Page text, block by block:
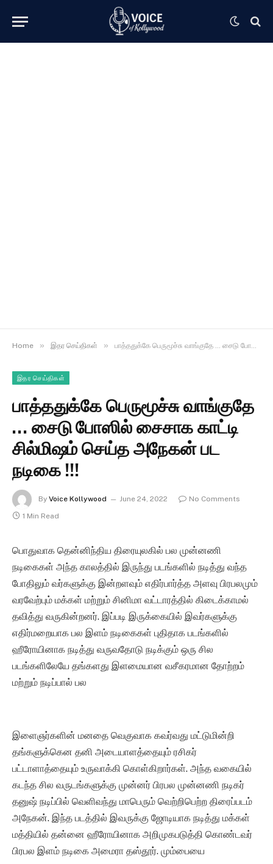
Home » இதர செய்திகள் » பாத்ததுக்கே பெருமூச்சு வாங்குதே … சைடு போஸில் சைசாக காட்டி சில்மிஷம் செய்த அநேகன் பட நடிகை !!!
இதர செய்திகள்
பாத்ததுக்கே பெருமூச்சு வாங்குதே
… சைடு போஸில் சைசாக காட்டி
சில்மிஷம் செய்த அநேகன் பட
நடிகை !!!
By Voice Kollywood June 24, 2022
No Comments
1 Min Read
பொதுவாக தென்னிந்திய திரையுலகில் பல முன்னணி
நடிகைகள் அந்த காலத்தில் இருந்து படங்களில் நடித்து வந்த
போதிலும் வர்களுக்கு இன்றளவும் எதிர்பார்த்த அளவு பிரபலமும்
வரவேற்பும் மக்கள் மற்றும் சினிமா வட்டாரத்தில் கிடைக்காமல்
தவித்து வருகின்றனர். இப்படி இருக்கையில் இவர்களுக்கு
எதிர்மறையாக பல இளம் நடிகைகள் புதிதாக படங்களில்
ஹீரோயினாக நடித்து வருவதோடு நடிக்கும் ஒரு சில
படங்களிலேயே தங்களது இளமையான வசீகரமான தோற்றம்
மற்றும் நடிப்பால் பல
இளைஞர்களின் மனதை வெகுவாக கவர்வது மட்டுமின்றி
தங்களுக்கென தனி அடையாளத்தையும் ரசிகர்
பட்டாளாத்தையும் உருவாக்கி கொள்கிறார்கள். அந்த வகையில்
கடந்த சில வருடங்களுக்கு முன்னர் பிரபல முன்னணி நடிகர்
தனுஷ் நடிப்பில் வெளிவந்து மாபெரும் வெற்றிபெற்ற திரைப்படம்
அநேகன். இந்த படத்தில் இவருக்கு ஜோடியாக நடித்து மக்கள்
மத்தியில் தன்னை ஹீரோயினாக அறிமுகபடுத்தி கொண்டவர்
பிரபல இளம் நடிகை அமைரா தஸ்தூர். மும்பையை